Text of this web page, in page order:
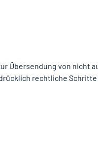
Übersendung von
rechtliche